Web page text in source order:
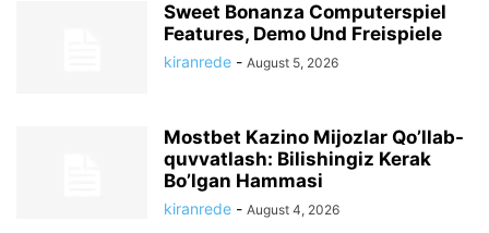
Sweet Bonanza Computerspiel
Features, Demo Und Freispiele
kiranrede - August 5, 2026
Mostbet Kazino Mijozlar Qo’llab-
quvvatlash: Bilishingiz Kerak
Bo’lgan Hammasi
kiranrede - August 4, 2026